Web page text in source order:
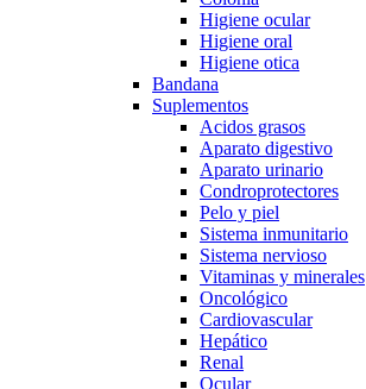
Higiene ocular
Higiene oral
Higiene otica
Bandana
Suplementos
Acidos grasos
Aparato digestivo
Aparato urinario
Condroprotectores
Pelo y piel
Sistema inmunitario
Sistema nervioso
Vitaminas y minerales
Oncológico
Cardiovascular
Hepático
Renal
Ocular